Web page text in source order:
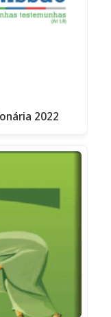
2022